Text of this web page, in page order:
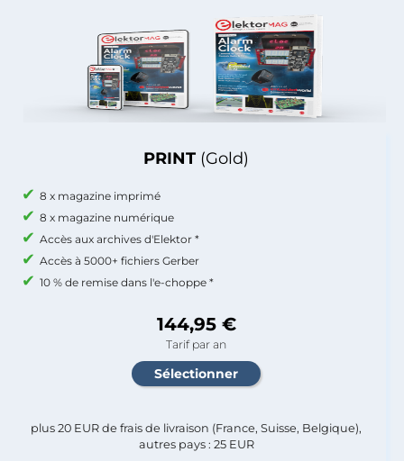
PRINT (Gold)
8 x magazine imprimé
8 x magazine numérique
Accès aux archives d'Elektor *
Accès à 5000+ fichiers Gerber
10 % de remise dans l'e-choppe *
144,95 €
Tarif par an
plus 20 EUR de frais de livraison (France, Suisse, Belgique),
autres pays : 25 EUR